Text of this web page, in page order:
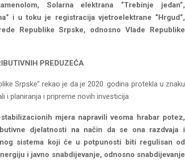
Solarna elektrana “Trebinje jedan”,
i u toku je registracija vjetroelektrane “Hrgud”,
Republike Srpske, odnosno Vlade Republike
PREDUZEĆA
Srpske” rekao je da je 2020. godina protekla u znaku
i planiranja i pripreme novih investicija.
mjera napravili veoma hrabar potez,
djelatnosti na način da se ona razdvaja i
sistema koji će u potpunosti biti regulisan od
i javno snabdijevanje, odnosno snabdijevanje